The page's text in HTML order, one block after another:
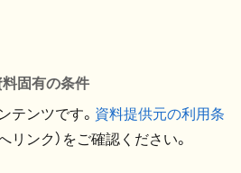
料固有の条件
テンツです。 資料提供元の利用条
リンク）をご確認ください。